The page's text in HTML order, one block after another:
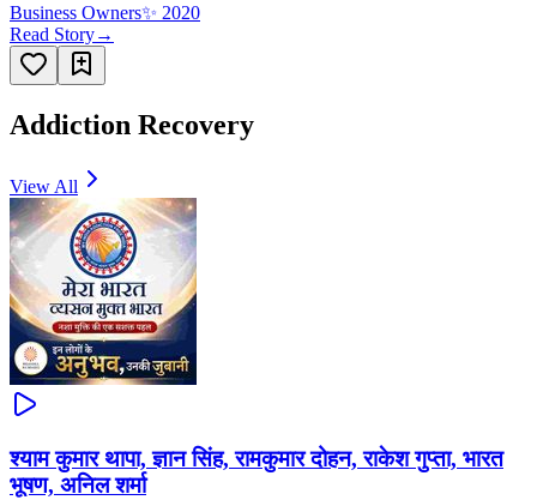
Business Owners✨ 2020
Read Story→
Addiction Recovery
View All
श्याम कुमार थापा, ज्ञान सिंह, रामकुमार दोहन, राकेश गुप्ता, भारत
भूषण, अनिल शर्मा